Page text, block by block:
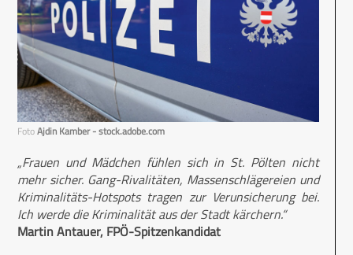
FotoAjdin Kamber - stock.adobe.com
„Frauen und Mädchen fühlen sich in St. Pölten nicht
mehr sicher. Gang-Rivalitäten, Massenschlägereien und
Kriminalitäts-Hotspots tragen zur Verunsicherung bei.
Ich werde die Kriminalität aus der Stadt kärchern.“
Martin Antauer, FPÖ-Spitzenkandidat